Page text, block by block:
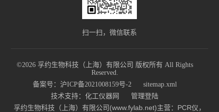
扫一扫，微信联系
©2026 孚约生物科技（上海）有限公司 版权所有 All Rights
Reserved.
备案号：沪ICP备2021008159号-2
sitemap.xml
技术支持： 化工仪器网 管理登陆
孚约生物科技（上海）有限公司(www.fylab.net)主营：PCR仪，